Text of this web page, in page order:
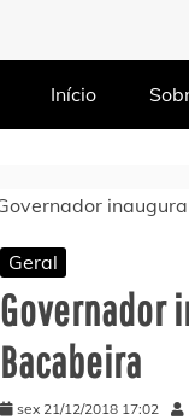
Início
Geral
Governador
Bacabeira
sex 21/12/2018 17:02